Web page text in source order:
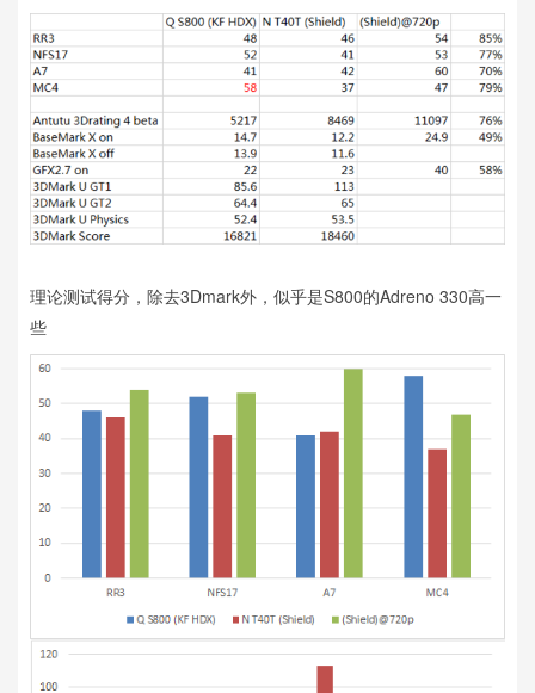
理论测试得分，除去3Dmark外，似乎是S800的Adreno 330高一
些